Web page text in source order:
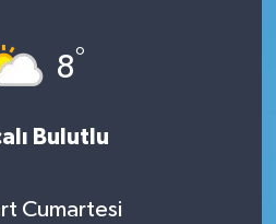
8°
Bulutlu
Cumartesi